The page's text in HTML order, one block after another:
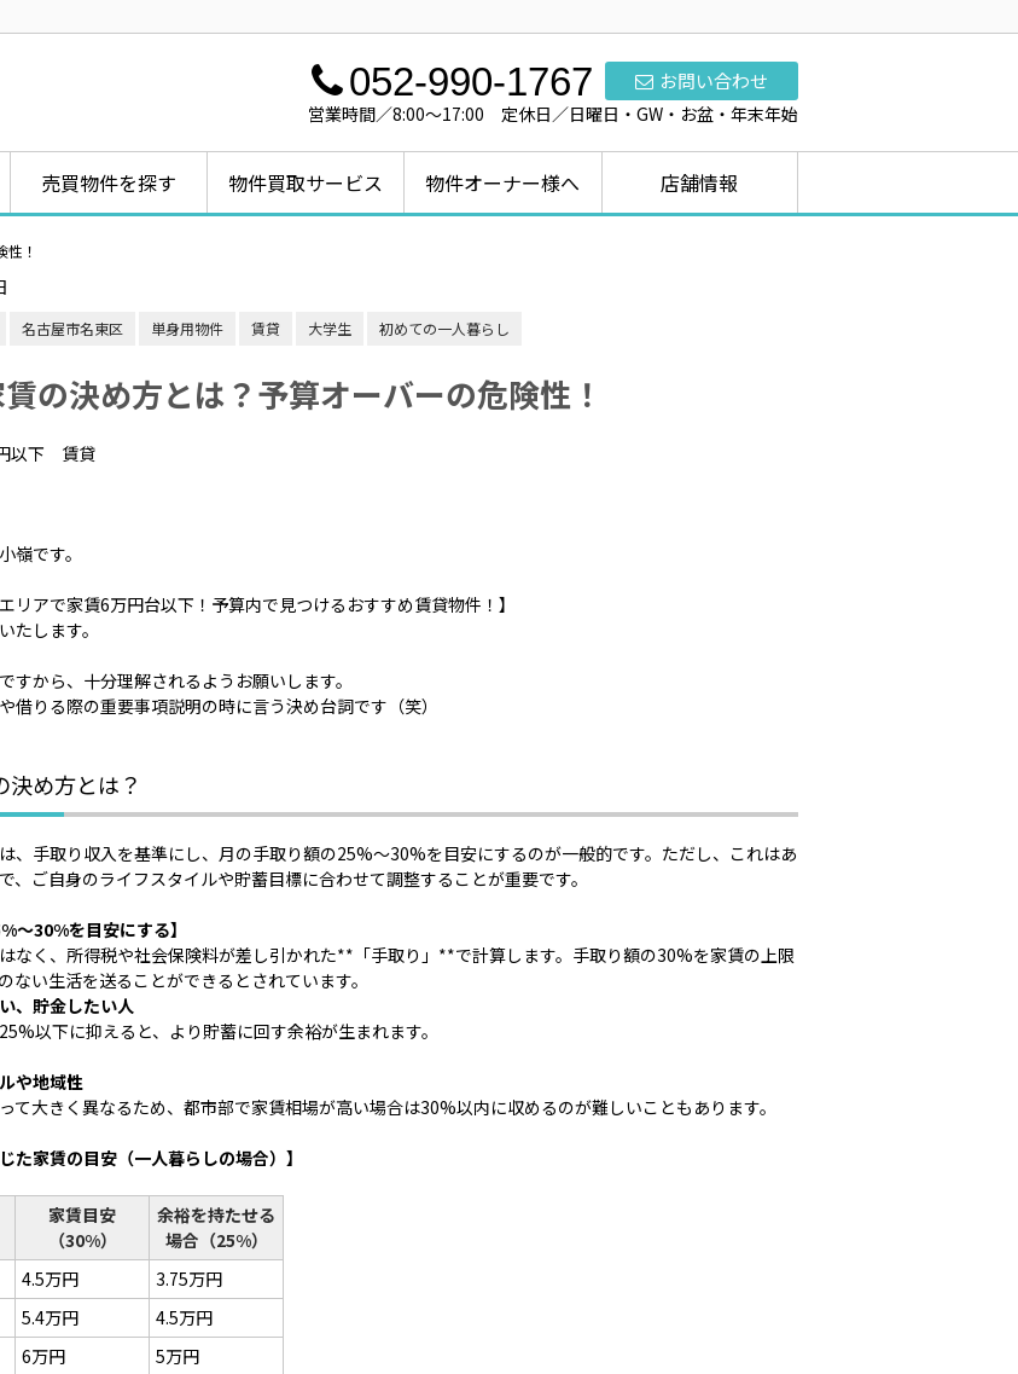
お問い合わせ
052-990-1767
営業時間／8:00～17:00 定休日／日曜日・GW・お盆・年末年始
売買物件を探す 物件買取サービス 物件オーナー様へ 店舗情報
！
名古屋市名東区 単身用物件 賃貸 大学生 初めての一人暮らし
の決め方とは？予算オーバーの危険性！
嶺です。
リアで家賃6万円台以下！予算内で見つけるおすすめ賃貸物件！】
たします。
すから、十分理解されるようお願いします。
借りる際の重要事項説明の時に言う決め台詞です（笑）
決め方とは？
、手取り収入を基準にし、月の手取り額の25%〜30%を目安にするのが一般的です。ただし、これはあ
、ご自身のライフスタイルや貯蓄目標に合わせて調整することが重要です。
〜30%を目安にする】
はなく、所得税や社会保険料が差し引かれた**「手取り」**で計算します。手取り額の30%を家賃の上限
ない生活を送ることができるとされています。
、貯金したい人
以下に抑えると、より貯蓄に回す余裕が生まれます。
や地域性
て大きく異なるため、都市部で家賃相場が高い場合は30%以内に収めるのが難しいこともあります。
た家賃の目安（一人暮らしの場合）】
家賃目安
（30%）
余裕を持たせる
場合（25%）
4.5万円
3.75万円
5.4万円
4.5万円
6万円
5万円